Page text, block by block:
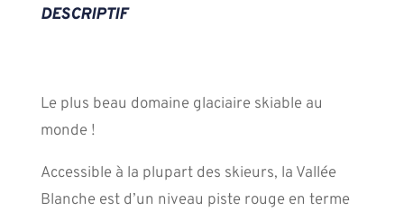
DESCRIPTIF
Le plus beau domaine glaciaire skiable au
monde !
Accessible à la plupart des skieurs, la Vallée
Blanche est d’un niveau piste rouge en terme